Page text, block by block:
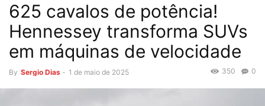
625 cavalos de potência!
Hennessey transforma SUVs
em máquinas de velocidade
By Sergio Dias - 1 de maio de 2025 0
350